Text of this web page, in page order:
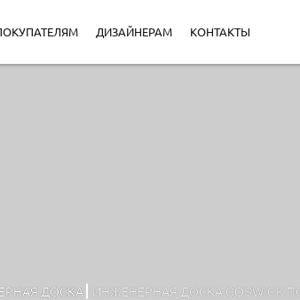
ДИЗАЙНЕРАМ КОНТАКТЫ
ДОСКА ИНЖЕНЕРНАЯ ДОСКА COSWICK